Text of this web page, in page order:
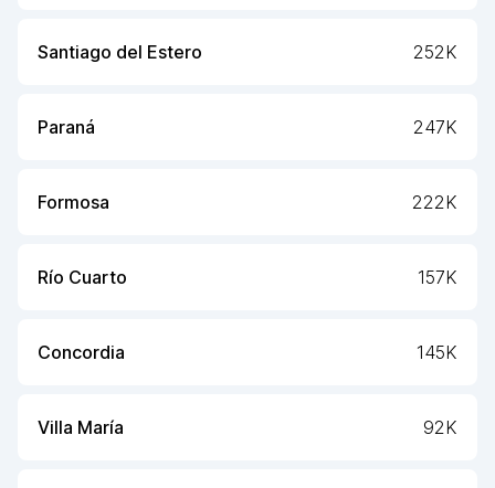
Santiago del Estero 252K
Paraná 247K
Formosa 222K
Río Cuarto 157K
Concordia 145K
Villa María 92K